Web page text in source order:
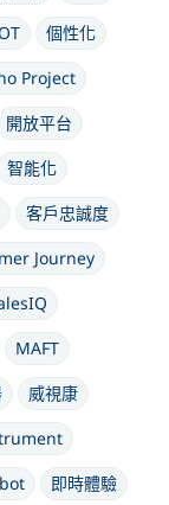
個性化
Project
開放平台
智能化
客戶忠誠度
Journey
MAFT
威視康
即時體驗